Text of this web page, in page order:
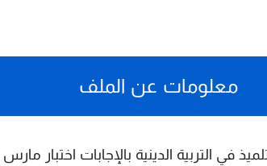
معلومات عن الملف
في التربية الدينية بالإجابات اختبار